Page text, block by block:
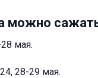
можно
мая.
28-29 мая.